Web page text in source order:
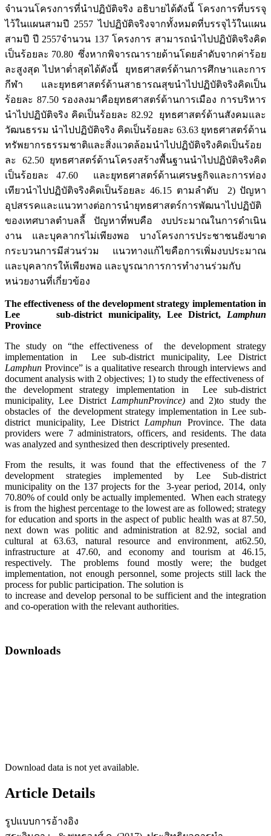
จำนวนโครงการที่นำปฏิบัติจริง อธิบายได้ดังนี้ โครงการที่บรรจุ
ไว้ในแผนสามปี 2557 ไปปฏิบัติจริงจากทั้งหมดที่บรรจุไว้ในแผน
สามปี ปี 2557จำนวน 137 โครงการ สามารถนำไปปฏิบัติจริงคิด
เป็นร้อยละ 70.80 ซึ่งหากพิจารณารายด้านโดยลำดับจากค่าร้อย
ละสูงสุด ไปหาต่ำสุดได้ดังนี้ ยุทธศาสตร์ด้านการศึกษาและการ
กีฬา และยุทธศาสตร์ด้านสาธารณสุขนำไปปฏิบัติจริงคิดเป็น
ร้อยละ 87.50 รองลงมาคือยุทธศาสตร์ด้านการเมือง การบริหาร
นำไปปฏิบัติจริง คิดเป็นร้อยละ 82.92 ยุทธศาสตร์ด้านสังคมและ
วัฒนธรรม นำไปปฏิบัติจริง คิดเป็นร้อยละ 63.63 ยุทธศาสตร์ด้าน
ทรัพยากรธรรมชาติและสิ่งแวดล้อมนำไปปฏิบัติจริงคิดเป็นร้อย
ละ 62.50 ยุทธศาสตร์ด้านโครงสร้างพื้นฐานนำไปปฏิบัติจริงคิด
เป็นร้อยละ 47.60 และยุทธศาสตร์ด้านเศรษฐกิจและการท่อง
เทียวนำไปปฏิบัติจริงคิดเป็นร้อยละ 46.15 ตามลำดับ 2) ปัญหา
อุปสรรคและแนวทางต่อการนำยุทธศาสตร์การพัฒนาไปปฏิบัติ
ของเทศบาลตำบลลี้ ปัญหาที่พบคือ งบประมาณในการดำเนิน
งาน และบุคลากรไม่เพียงพอ บางโครงการประชาชนยังขาด
กระบวนการมีส่วนร่วม แนวทางแก้ไขคือการเพิ่มงบประมาณ
และบุคลากรให้เพียงพอ และบูรณาการการทำงานร่วมกับ
หน่วยงานที่เกี่ยวข้อง
The effectiveness of the development strategy implementation in
Lee sub-district municipality, Lee District, Lamphun
Province
The study on “the effectiveness of the development strategy
implementation in Lee sub-district municipality, Lee District
Lamphun Province” is a qualitative research through interviews and
document analysis with 2 objectives; 1) to study the effectiveness of
the development strategy implementation in Lee sub-district
municipality, Lee District LamphunProvince)and 2)to study the
obstacles of the development strategy implementation in Lee sub-
district municipality, Lee District Lamphun Province. The data
providers were 7 administrators, officers, and residents. The data
was analyzed and synthesized then descriptively presented.
From the results, it was found that the effectiveness of the 7
development strategies implemented by Lee Sub-district
municipality on the 137 projects for the 3-year period, 2014, only
70.80% of could only be actually implemented. When each strategy
is from the highest percentage to the lowest are as followed; strategy
for education and sports in the aspect of public health was at 87.50,
next down was politic and administration at 82.92, social and
cultural at 63.63, natural resource and environment, at62.50,
infrastructure at 47.60, and economy and tourism at 46.15,
respectively. The problems found mostly were; the budget
implementation, not enough personnel, some projects still lack the
process for public participation. The solution is
to increase and develop personal to be sufficient and the integration
and co-operation with the relevant authorities.
Downloads
Download data is not yet available.
Article Details
รูปแบบการอ้างอิง